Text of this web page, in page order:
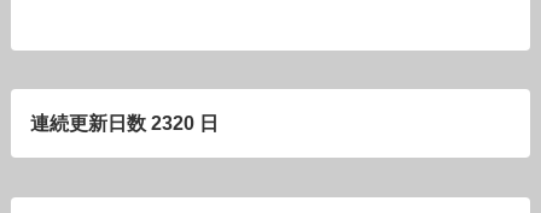
連続更新日数 2320 日